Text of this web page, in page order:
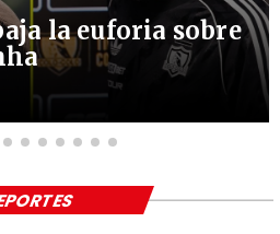
la euforia sobre